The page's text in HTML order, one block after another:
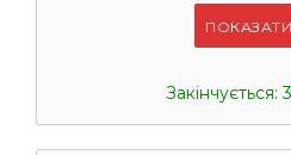
ПОКАЗАТИ
Закінчується: